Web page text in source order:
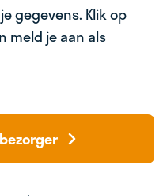
gegevens. Klik op
meld je aan als